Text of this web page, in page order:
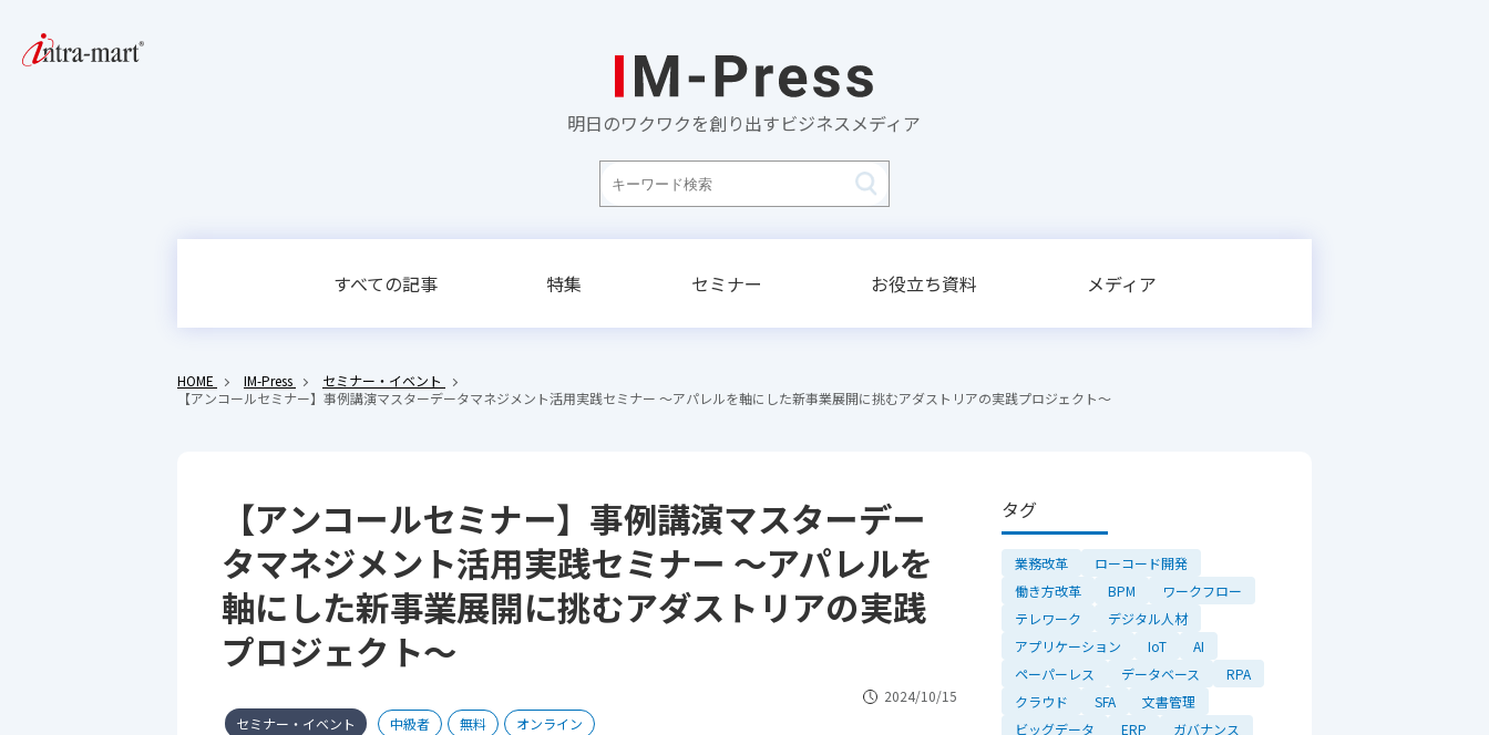
明日のワクワクを創り出すビジネスメディア
すべての記事 特集 セミナー お役立ち資料 メディア
HOME IM-Press
セミナー・イベント
【アンコールセミナー】事例講演マスターデータマネジメント活用実践セミナー ～アパレルを軸にした新事業展開に挑むアダストリアの実践プロジェクト～
【アンコールセミナー】事例講演マスターデー
タマネジメント活用実践セミナー ～アパレルを
軸にした新事業展開に挑むアダストリアの実践
プロジェクト～
2024/10/15
セミナー・イベント
中級者 無料 オンライン
タグ
業務改革
ローコード開発
働き方改革
BPM
ワークフロー
テレワーク
デジタル人材
アプリケーション
IoT
AI
ペーパーレス
データベース
RPA
クラウド
SFA
文書管理
ビッグデータ
ERP ガバナンス